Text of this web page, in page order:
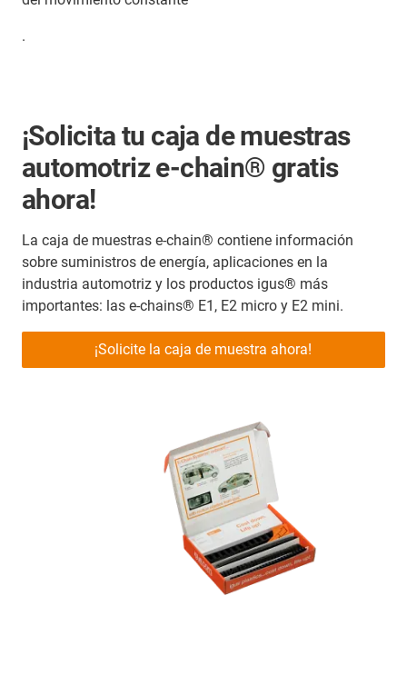
.
¡Solicita tu caja de muestras
automotriz e-chain® gratis
ahora!
La caja de muestras e-chain® contiene información
sobre suministros de energía, aplicaciones en la
industria automotriz y los productos igus® más
importantes: las e-chains® E1, E2 micro y E2 mini.
¡Solicite la caja de muestra ahora!